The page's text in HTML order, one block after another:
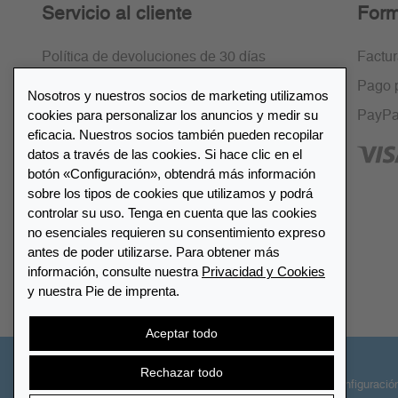
Servicio al cliente
Política de devoluciones de 30 días
Preguntas frecuentes
Pago
Lista de distribuidores
Encuentre su distribuidor más
cercano LEUCHTTURM
Nosotros y nuestros socios de marketing utilizamos
cookies para personalizar los anuncios y medir su
eficacia. Nuestros socios también pueden recopilar
datos a través de las cookies. Si hace clic en el
botón «Configuración», obtendrá más información
sobre los tipos de cookies que utilizamos y podrá
controlar su uso. Tenga en cuenta que las cookies
no esenciales requieren su consentimiento expreso
antes de poder utilizarse. Para obtener más
información, consulte nuestra Privacidad y Cookies
y nuestra Pie de imprenta.
Aceptar todo
Rechazar todo